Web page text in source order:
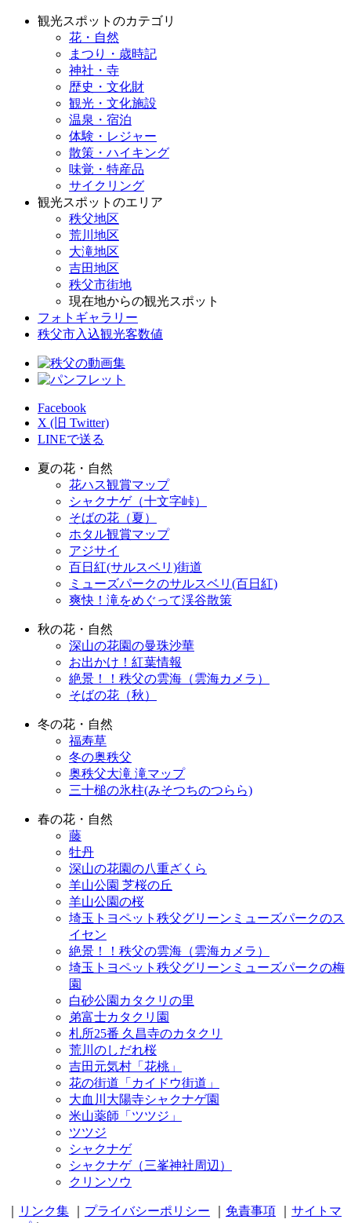
観光スポットのカテゴリ
花・自然
まつり・歳時記
神社・寺
歴史・文化財
観光・文化施設
温泉・宿泊
体験・レジャー
散策・ハイキング
味覚・特産品
サイクリング
観光スポットのエリア
秩父地区
荒川地区
大滝地区
吉田地区
秩父市街地
現在地からの観光スポット
フォトギャラリー
秩父市入込観光客数値
Facebook
X (旧 Twitter)
LINEで送る
夏の花・自然
花ハス観賞マップ
シャクナゲ（十文字峠）
そばの花（夏）
ホタル観賞マップ
アジサイ
百日紅(サルスベリ)街道
ミューズパークのサルスベリ(百日紅)
爽快！滝をめぐって渓谷散策
秋の花・自然
深山の花園の曼珠沙華
お出かけ！紅葉情報
絶景！！秩父の雲海（雲海カメラ）
そばの花（秋）
冬の花・自然
福寿草
冬の奥秩父
奥秩父大滝 滝マップ
三十槌の氷柱(みそつちのつらら)
春の花・自然
藤
牡丹
深山の花園の八重ざくら
羊山公園 芝桜の丘
羊山公園の桜
埼玉トヨペット秩父グリーンミューズパークのス
イセン
絶景！！秩父の雲海（雲海カメラ）
埼玉トヨペット秩父グリーンミューズパークの梅
園
白砂公園カタクリの里
弟富士カタクリ園
札所25番 久昌寺のカタクリ
荒川のしだれ桜
吉田元気村「花桃」
花の街道「カイドウ街道」
大血川大陽寺シャクナゲ園
米山薬師「ツツジ」
ツツジ
シャクナゲ
シャクナゲ（三峯神社周辺）
クリンソウ
リンク集 プライバシーポリシー 免責事項
サイトマ